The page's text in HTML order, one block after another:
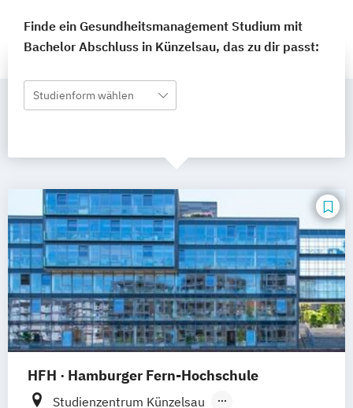
Finde ein Gesundheitsmanagement Studium mit
Bachelor Abschluss in Künzelsau, das zu dir passt:
Studienform wählen
HFH · Hamburger Fern-Hochschule
Studienzentrum Künzelsau